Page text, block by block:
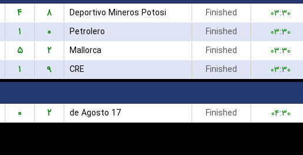
۴ ۸ Deportivo Mineros Potosi Finished
۰۳:۳۰
۱ ۰ Petrolero Finished
۰۳:۳۰
۵ ۲ Mallorca Finished
۰۳:۳۰
۱ ۹ CRE Finished
۰۳:۳۰
۰ ۲ 17 de Agosto Finished ۰۴:۳۰